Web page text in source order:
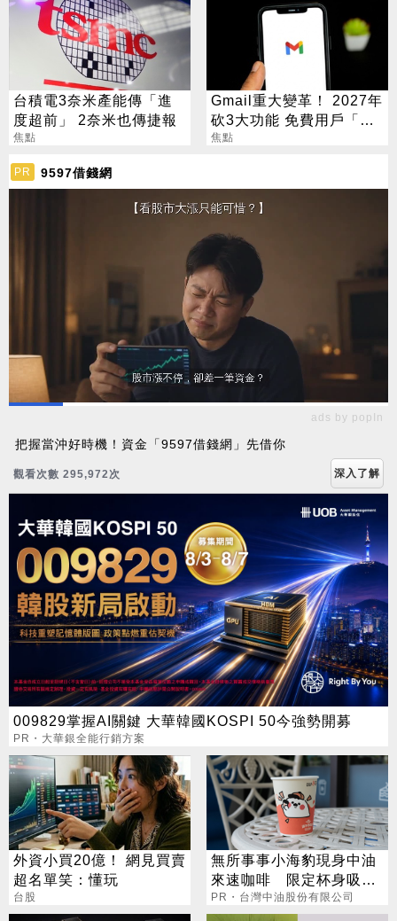
台積電3奈米產能傳「進
度超前」 2奈米也傳捷報
焦點
Gmail重大變革！ 2027年
砍3大功能 免費用戶「這
好康」不能用了
焦點
PR 9597借錢網
ads by popIn
把握當沖好時機！資金「9597借錢網」先借你
觀看次數 295,972次 深入了解
009829掌握AI關鍵 大華韓國KOSPI 50今強勢開募
PR・大華銀全能行銷方案
外資小買20億！ 網見買賣
超名單笑：懂玩
台股
無所事事小海豹現身中油
來速咖啡 限定杯身吸睛
登場
PR・台灣中油股份有限公司